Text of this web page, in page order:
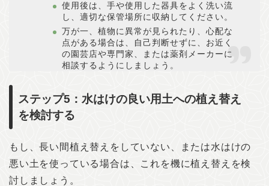
使用後は、手や使用した器具をよく洗い流
し、適切な保管場所に収納してください。
万が一、植物に異常が見られたり、心配な
点がある場合は、自己判断せずに、お近く
の園芸店や専門家、または薬剤メーカーに
相談するようにしましょう。
ステップ5：水はけの良い用土への植え替え
を検討する
もし、長い間植え替えをしていない、または水はけの
悪い土を使っている場合は、これを機に植え替えを検
討しましょう。